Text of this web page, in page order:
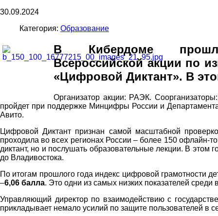
30.09.2024
Категория: Образование
В Кибердоме прошла
Всероссийской акции по
«Цифровой Диктант». В
Организатор акции: РАЭК.
пройдет при поддержке Минцифры России и
Авито.
Цифровой Диктант признан самой масштабной
проходила во всех регионах России – более 150 офлайн-
диктант, но и послушать образовательные лекции. В этом
до Владивостока.
По итогам прошлого года индекс цифровой грамотности
–6,06 балла. Это одни из самых низких показателей
Управляющий директор по взаимодействию с
прикладывает немало усилий по защите пользователей в